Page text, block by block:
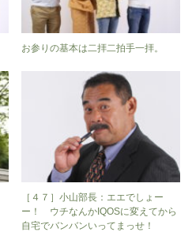
お参りの基本は二拝二拍手一拝。
［４７］小山部長：エエでしょー
ー！ ウチなんかIQOSに変えてから
自宅でバンバンいってまっせ！